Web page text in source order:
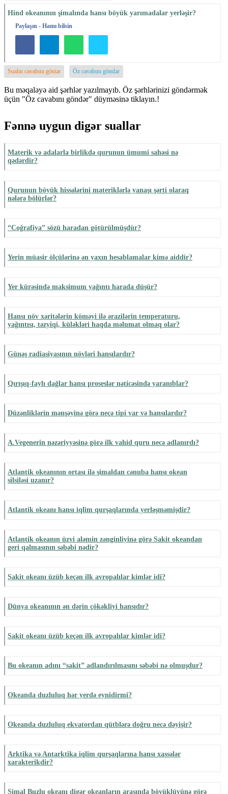
Hind okeanının şimalında hansı böyük yarımadalar yerləşir?
Paylaşın - Hamı bilsin
Sualın cavabını göstər Öz cavabını göndər
Bu məqaləyə aid şərhlər yazılmayıb. Öz şərhlərinizi göndərmək
üçün "Öz cavabını göndər" düyməsinə tiklayın.!
Fənnə uygun digər suallar
Materik və adalarla birlikdə qurunun ümumi sahəsi nə
qədərdir?
Qurunun böyük hissələrini materiklərlə yanaşı şərti olaraq
nələrə bölürlər?
“Coğrafiya” sözü haradan götürülmüşdür?
Yerin müasir ölçülərinə ən yaxın hesablamalar kimə aiddir?
Yer kürəsində maksimum yağıntı harada düşür?
Hansı növ xəritələrin köməyi ilə ərazilərin temperaturu,
yağıntısı, təzyiqi, küləkləri haqda məlumat olmaq olar?
Günəş radiasiyasının növləri hansılardır?
Qırışıq-faylı dağlar hansı proseslər nəticəsində yaranıblar?
Düzənliklərin mənşəyinə görə neçə tipi var və hansılardır?
A.Vegenerin nəzəriyyəsinə görə ilk vahid quru necə adlanırdı?
Atlantik okeanının ortası ilə şimaldan cənuba hansı okean
silsiləsi uzanır?
Atlantik okeanı hansı iqlim qurşaqlarında yerləşməmişdir?
Atlantik okeanın üzvi aləmin zənginliyinə görə Sakit okeandan
geri qalmasının səbəbi nədir?
Sakit okeanı üzüb keçən ilk avropalılar kimlər idi?
Dünya okeanının ən dərin çökəkliyi hansıdır?
Sakit okeanı üzüb keçən ilk avropalılar kimlər idi?
Bu okeanın adını “sakit” adlandırılmasını səbəbi nə olmuşdur?
Okeanda duzluluq hər yerdə eynidirmi?
Okeanda duzluluq ekvatordan qütblərə doğru necə dəyişir?
Arktika və Antarktika iqlim qurşaqlarına hansı xassələr
xarakterikdir?
Şimal Buzlu okeanı digər okeanların arasında böyüklüyünə görə